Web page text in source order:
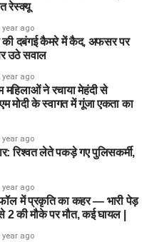
रेस्क्यू
year ago
की दबंगई कैमरे में कैद, अफसर पर
उठे सवाल
year ago
महिलाओं ने रचाया मेहंदी से
मोदी के स्वागत में गूंजा एकता का
year ago
रिश्वत लेते पकड़े गए पुलिसकर्मी,
year ago
में प्रकृति का कहर — भारी पेड़
2 की मौके पर मौत, कई घायल |
year ago